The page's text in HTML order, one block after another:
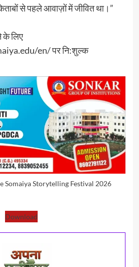
से पहले आवाज़ों में जीवित था।”
के लिए
en/ पर नि:शुल्क
Somaiya Storytelling Festival 2026
Download